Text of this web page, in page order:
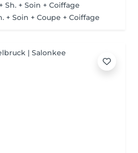
Sh. + Soin + Coiffage
+ Soin + Coupe + Coiffage